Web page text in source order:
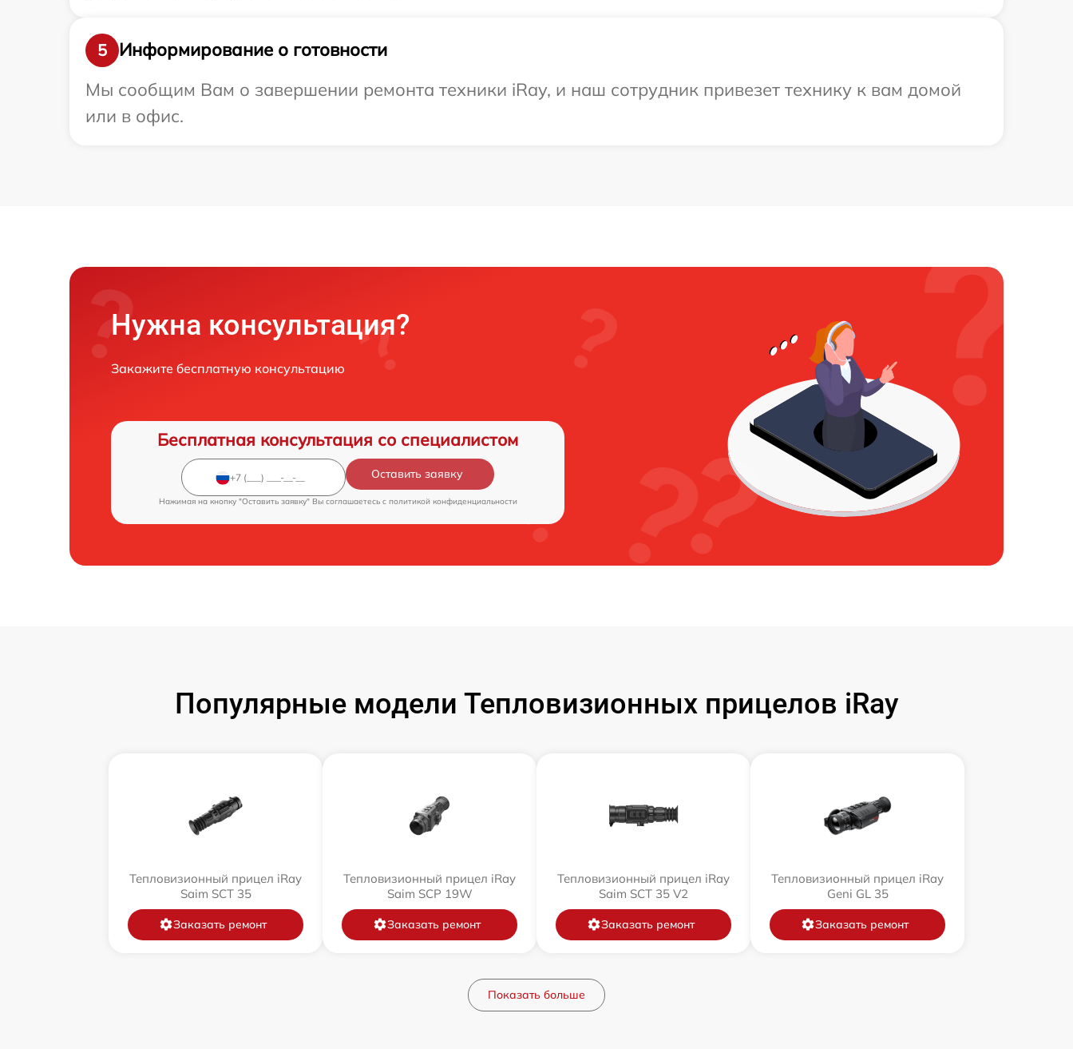
5
Информирование о готовности
Мы сообщим Вам о завершении ремонта техники iRay, и наш сотрудник привезет технику к вам домой
или в офис.
Нужна консультация?
Закажите бесплатную консультацию
Бесплатная консультация со специалистом
Оставить заявку
Нажимая на кнопку "Оставить заявку" Вы соглашаетесь c политикой конфиденциальности
Популярные модели Тепловизионных прицелов iRay
Тепловизионный прицел iRay
Saim SCT 35
Заказать ремонт
Тепловизионный прицел iRay
Saim SCP 19W
Заказать ремонт
Тепловизионный прицел iRay
Saim SCT 35 V2
Заказать ремонт
Тепловизионный прицел iRay
Geni GL 35
Заказать ремонт
Показать больше